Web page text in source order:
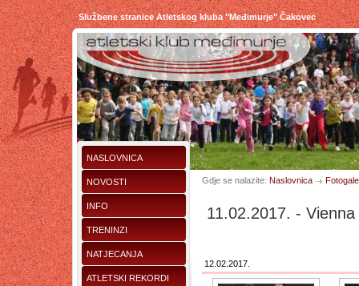
Službene stranice Atletskog kluba "Međimurje" Čakovec
NASLOVNICA
NOVOSTI
INFO
TRENINZI
NATJECANJA
ATLETSKI REKORDI
Gdje se nalazite: Naslovnica
11.02.2017. -
12.02.2017.